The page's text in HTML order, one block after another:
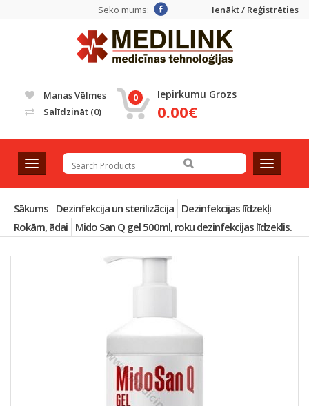
Ienākt / Reģistrēties
Seko mums:
Manas Vēlmes
Salīdzināt (0)
0 Iepirkumu Grozs
0.00€
T
o
g
g
e
T
o
g
g
e
Sākums Dezinfekcija un sterilizācija Dezinfekcijas līdzekļi
Rokām, ādai Mido San Q gel 500ml, roku dezinfekcijas līdzeklis.